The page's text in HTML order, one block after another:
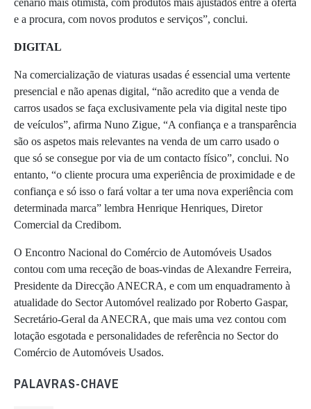
e a procura, com novos produtos e serviços”, conclui.
DIGITAL
Na comercialização de viaturas usadas é essencial uma vertente
presencial e não apenas digital, “não acredito que a venda de
carros usados se faça exclusivamente pela via digital neste tipo
de veículos”, afirma Nuno Zigue, “A confiança e a transparência
são os aspetos mais relevantes na venda de um carro usado o
que só se consegue por via de um contacto físico”, conclui. No
entanto, “o cliente procura uma experiência de proximidade e de
confiança e só isso o fará voltar a ter uma nova experiência com
determinada marca” lembra Henrique Henriques, Diretor
Comercial da Credibom.
O Encontro Nacional do Comércio de Automóveis Usados
contou com uma receção de boas-vindas de Alexandre Ferreira,
Presidente da Direcção ANECRA, e com um enquadramento à
atualidade do Sector Automóvel realizado por Roberto Gaspar,
Secretário-Geral da ANECRA, que mais uma vez contou com
lotação esgotada e personalidades de referência no Sector do
Comércio de Automóveis Usados.
PALAVRAS-CHAVE